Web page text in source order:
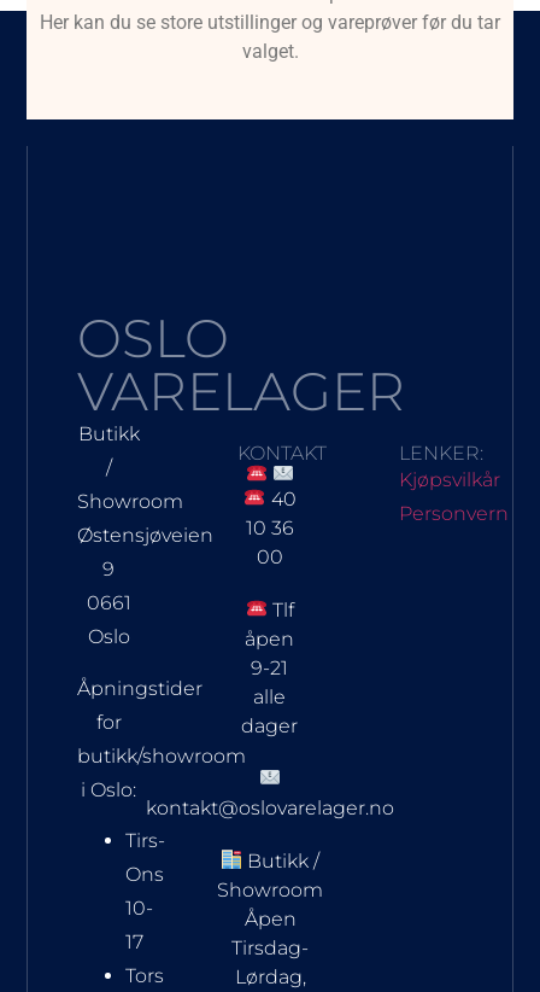
Her kan du se store utstillinger og vareprøver før du tar
valget.
OSLO
VARELAGER
Butikk
/
Showroom
Østensjøveien
9
0661
Oslo
Åpningstider
for
butikk/showroom
i Oslo:
Tirs-
Ons
10-
17
Tors
KONTAKT
40
10 36
00
Tlf
åpen
9-21
alle
dager
kontakt@oslovarelager.no
Butikk /
Showroom
Åpen
Tirsdag-
Lørdag,
LENKER:
Kjøpsvilkår
Personvern